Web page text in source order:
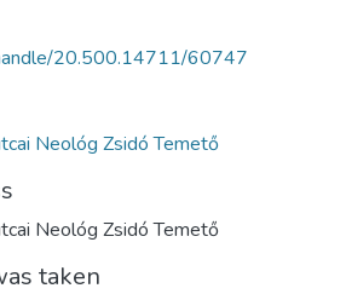
20.500.14711/60747
Neológ Zsidó Temető
Neológ Zsidó Temető
taken